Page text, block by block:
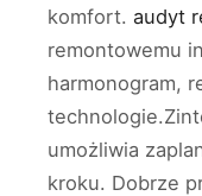
komfort. audyt
remontowemu
harmonogram,
umożliwia
kroku. Dobrze